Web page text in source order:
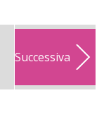
Successiva